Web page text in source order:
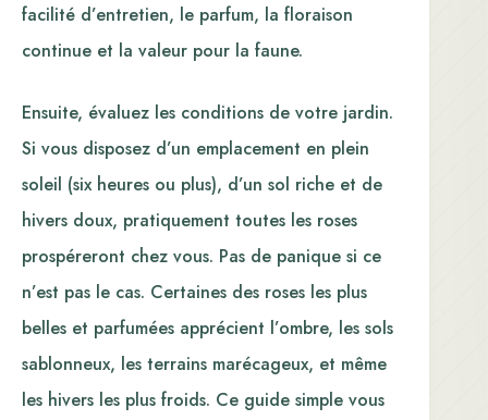
facilité d’entretien, le parfum, la floraison
continue et la valeur pour la faune.
Ensuite, évaluez les conditions de votre jardin.
Si vous disposez d’un emplacement en plein
soleil (six heures ou plus), d’un sol riche et de
hivers doux, pratiquement toutes les roses
prospéreront chez vous. Pas de panique si ce
n’est pas le cas. Certaines des roses les plus
belles et parfumées apprécient l’ombre, les sols
sablonneux, les terrains marécageux, et même
les hivers les plus froids. Ce guide simple vous